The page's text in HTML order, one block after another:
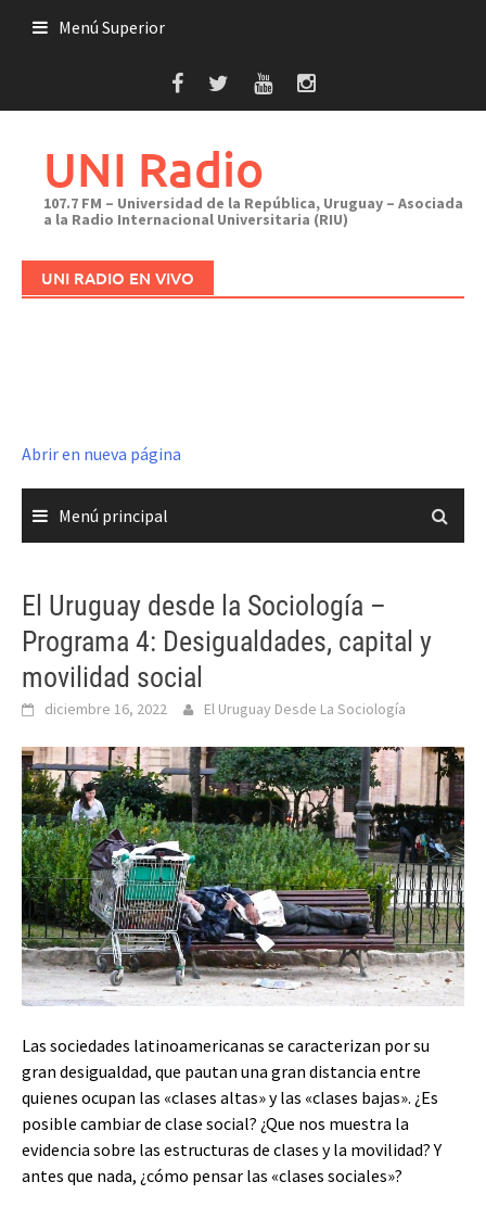
Menú Superior
UNI Radio
107.7 FM – Universidad de la República, Uruguay – Asociada
a la Radio Internacional Universitaria (RIU)
UNI RADIO EN VIVO
Abrir en nueva página
Menú principal
El Uruguay desde la Sociología –
Programa 4: Desigualdades, capital y
movilidad social
diciembre 16, 2022 El Uruguay Desde La Sociología
Las sociedades latinoamericanas se caracterizan por su
gran desigualdad, que pautan una gran distancia entre
quienes ocupan las «clases altas» y las «clases bajas». ¿Es
posible cambiar de clase social? ¿Que nos muestra la
evidencia sobre las estructuras de clases y la movilidad? Y
antes que nada, ¿cómo pensar las «clases sociales»?